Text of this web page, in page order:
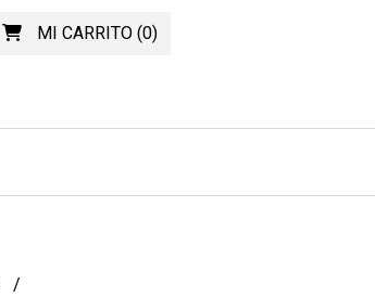
MI CARRITO(0)